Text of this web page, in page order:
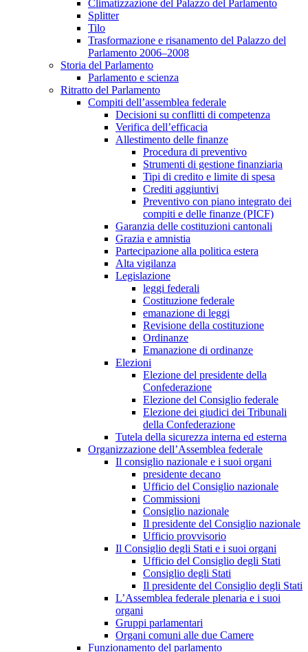
Climatizzazione del Palazzo del Parlamento
Splitter
Tilo
Trasformazione e risanamento del Palazzo del
Parlamento 2006–2008
Storia del Parlamento
Parlamento e scienza
Ritratto del Parlamento
Compiti dell’assemblea federale
Decisioni su conflitti di competenza
Verifica dell’efficacia
Allestimento delle finanze
Procedura di preventivo
Strumenti di gestione finanziaria
Tipi di credito e limite di spesa
Crediti aggiuntivi
Preventivo con piano integrato dei
compiti e delle finanze (PICF)
Garanzia delle costituzioni cantonali
Grazia e amnistia
Partecipazione alla politica estera
Alta vigilanza
Legislazione
leggi federali
Costituzione federale
emanazione di leggi
Revisione della costituzione
Ordinanze
Emanazione di ordinanze
Elezioni
Elezione del presidente della
Confederazione
Elezione del Consiglio federale
Elezione dei giudici dei Tribunali
della Confederazione
Tutela della sicurezza interna ed esterna
Organizzazione dell’Assemblea federale
Il consiglio nazionale e i suoi organi
presidente decano
Ufficio del Consiglio nazionale
Commissioni
Consiglio nazionale
Il presidente del Consiglio nazionale
Ufficio provvisorio
Il Consiglio degli Stati e i suoi organi
Ufficio del Consiglio degli Stati
Consiglio degli Stati
Il presidente del Consiglio degli Stati
L’Assemblea federale plenaria e i suoi
organi
Gruppi parlamentari
Organi comuni alle due Camere
Funzionamento del parlamento